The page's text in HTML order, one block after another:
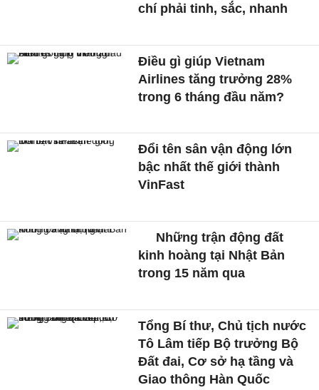
chí phải tinh, sắc, nhanh
Điều gì giúp Vietnam
Airlines tăng trưởng 28%
trong 6 tháng đầu năm?
Đổi tên sân vận động lớn
bậc nhất thế giới thành
VinFast
Những trận động đất
kinh hoàng tại Nhật Bản
trong 15 năm qua
Tổng Bí thư, Chủ tịch nước
Tô Lâm tiếp Bộ trưởng Bộ
Đất đai, Cơ sở hạ tầng và
Giao thông Hàn Quốc